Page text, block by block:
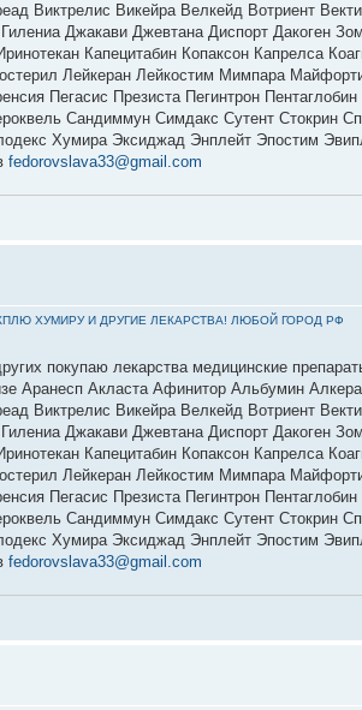
Виктрелис Викейра Велкейд Вотриент
Гилениа Джакави Джевтана Диспорт Дакоген
Капецитабин Копаксон Капрелса
Лейкеран Лейкостим Мимпара
Пегасис Презиста Пегинтрон
Сандиммун Симдакс Сутент Стокрин
Хумира Эксиджад Энплейт Эпостим
fedorovslava33@gmail.com
КПЛЮ ХУМИРУ И ДРУГИЕ ЛЕКАРСТВА! ЛЮБОЙ ГОРОД РФ
покупаю лекарства медицинские
Аранесп Акласта Афинитор Альбумин
Виктрелис Викейра Велкейд Вотриент
Гилениа Джакави Джевтана Диспорт Дакоген
Капецитабин Копаксон Капрелса
Лейкеран Лейкостим Мимпара
Пегасис Презиста Пегинтрон
Сандиммун Симдакс Сутент Стокрин
Хумира Эксиджад Энплейт Эпостим
fedorovslava33@gmail.com